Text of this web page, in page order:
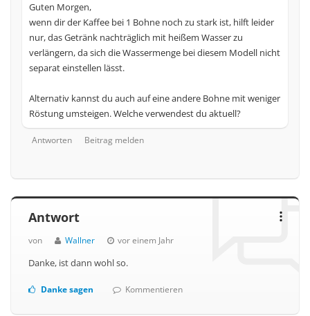
Guten Morgen,
wenn dir der Kaffee bei 1 Bohne noch zu stark ist, hilft leider
nur, das Getränk nachträglich mit heißem Wasser zu
verlängern, da sich die Wassermenge bei diesem Modell nicht
separat einstellen lässt.
Alternativ kannst du auch auf eine andere Bohne mit weniger
Röstung umsteigen. Welche verwendest du aktuell?
Antworten Beitrag melden
Antwort
von Wallner vor einem Jahr
Danke, ist dann wohl so.
Danke sagen Kommentieren